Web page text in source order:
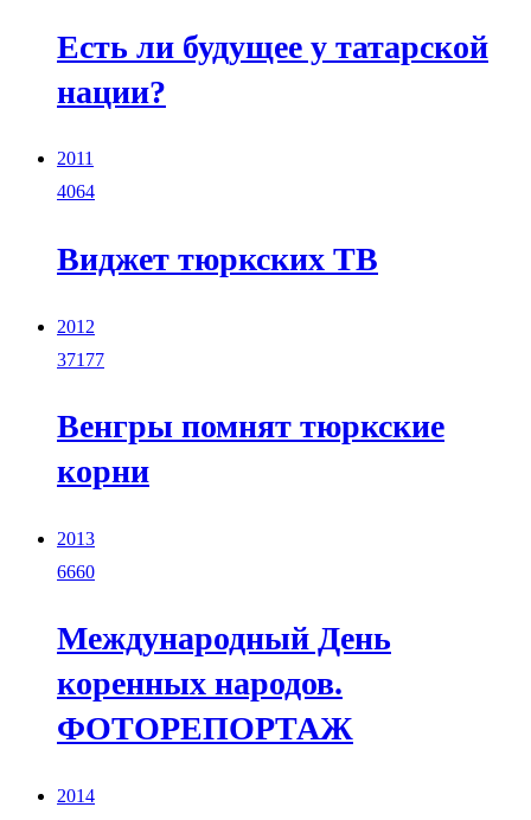
Есть ли будущее у татарской
нации?
2011
4064
Виджет тюркских ТВ
2012
37177
Венгры помнят тюркские
корни
2013
6660
Международный День
коренных народов.
ФОТОРЕПОРТАЖ
2014